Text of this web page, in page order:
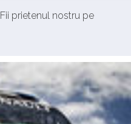
Fii prietenul nostru pe